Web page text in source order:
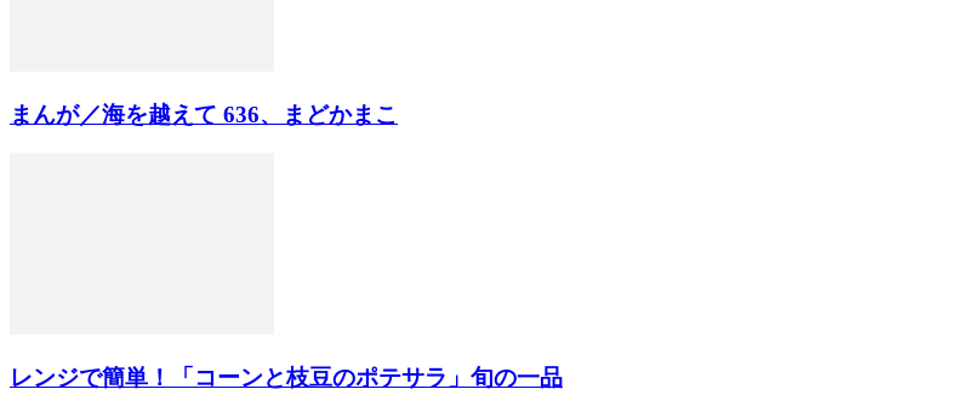
まんが／海を越えて 636、まどかまこ
レンジで簡単！「コーンと枝豆のポテサラ」旬の一品